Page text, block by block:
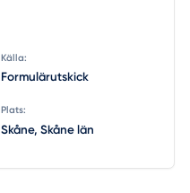
Källa:
Formulärutskick
Plats:
Skåne, Skåne län